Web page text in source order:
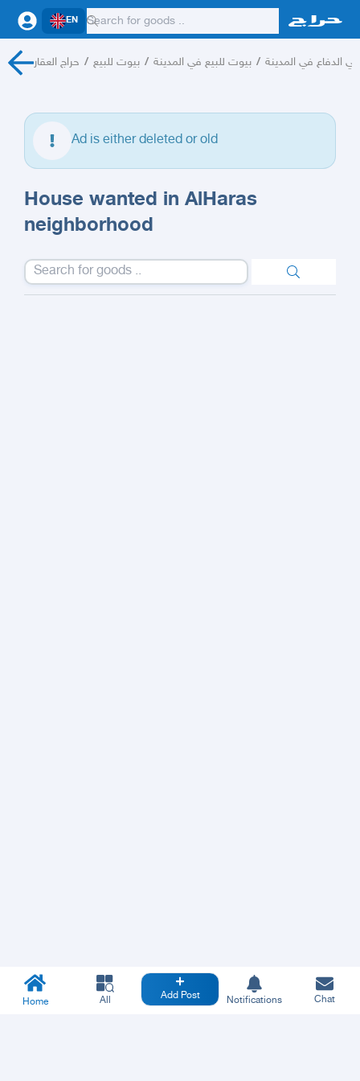
EN
حراج العقار / بيوت للبيع / بيوت للبيع في المدينة / الدفاع في المدينة
Ad is either deleted or old
House wanted in AlHaras
neighborhood
Home All Add Post Notifications Chat